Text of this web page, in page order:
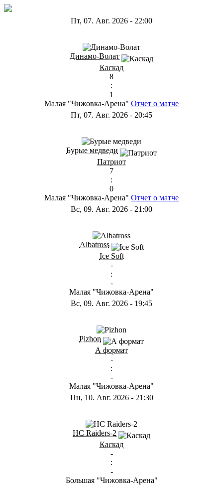
Пт, 07. Авг. 2026 - 22:00
Динамо-Волат
Каскад
8
:
1
Малая "Чижовка-Арена" Отчет о матче
Пт, 07. Авг. 2026 - 20:45
Бурые медведи
Патриот
7
:
0
Малая "Чижовка-Арена" Отчет о матче
Вс, 09. Авг. 2026 - 21:00
Albatross
Ice Soft
-
:
-
Малая "Чижовка-Арена"
Вс, 09. Авг. 2026 - 19:45
Pizhon
А формат
-
:
-
Малая "Чижовка-Арена"
Пн, 10. Авг. 2026- 21:30
HC Raiders-2
Каскад
-
:
-
Большая "Чижовка-Арена"